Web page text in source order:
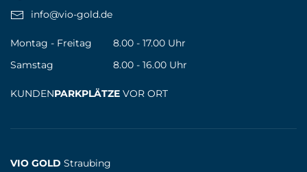
info@vio-gold.de
Montag - Freitag
8.00 - 17.00 Uhr
Samstag
8.00 - 16.00 Uhr
KUNDENPARKPLÄTZE VOR ORT
VIO GOLD Straubing